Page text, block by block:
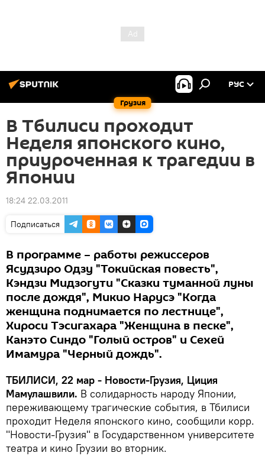
Грузия
РУС
В Тбилиси проходит
Неделя японского кино,
приуроченная к трагедии в
Японии
18:24 22.03.2011
Подписаться
В программе – работы режиссеров
Ясудзиро Одзу "Токийская повесть",
Кэндзи Мидзогути "Сказки туманной луны
после дождя", Микио Нарусэ "Когда
женщина поднимается по лестнице",
Хироси Тэсигахара "Женщина в песке",
Канэто Синдо "Голый остров" и Сехей
Имамура "Черный дождь".
ТБИЛИСИ, 22 мар - Новости-Грузия, Циция
Мамулашвили. В солидарность народу Японии,
переживающему трагические события, в Тбилиси
проходит Неделя японского кино, сообщили корр.
"Новости-Грузия" в Государственном университете
театра и кино Грузии во вторник.